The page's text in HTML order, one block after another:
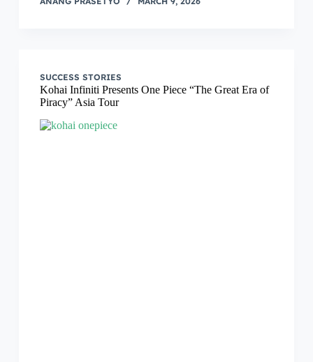
SUCCESS STORIES
Kohai Infiniti Presents One Piece “The Great Era of
Piracy” Asia Tour